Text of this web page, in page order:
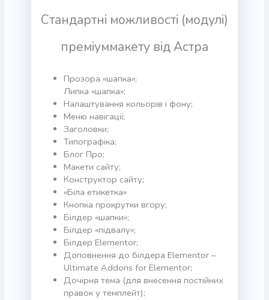
Стандартні можливості (модулі)
преміуммакету від Астра
Прозора «шапка»;
Липка «шапка»;
Налаштування кольорів і фону;
Меню навігації;
Заголовки;
Типографіка;
Блог Про;
Макети сайту;
Конструктор сайту;
«Біла етикетка»
Кнопка прокрутки вгору;
Білдер «шапки»;
Білдер «підвалу»;
Білдер Elementor;
Доповнення до білдера Elementor –
Ultimate Addons for Elementor;
Дочірня тема (для внесення постійних
правок у темплейт);